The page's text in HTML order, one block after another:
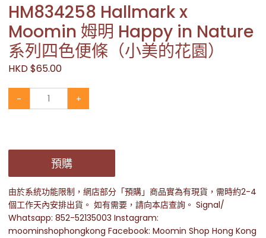
HM834258 Hallmark x
Moomin 姆明 Happy in Nature
系列四色便條（小美的花園）
HKD $65.00
- +
預購
由於系統功能限制，網店部分「預購」商品實為有現貨，需時約2-4
個工作天內安排出貨。 如有需要，請向本店查詢。 Signal/
Whatsapp: 852-52135003 Instagram:
moominshophongkong Facebook: Moomin Shop Hong Kong